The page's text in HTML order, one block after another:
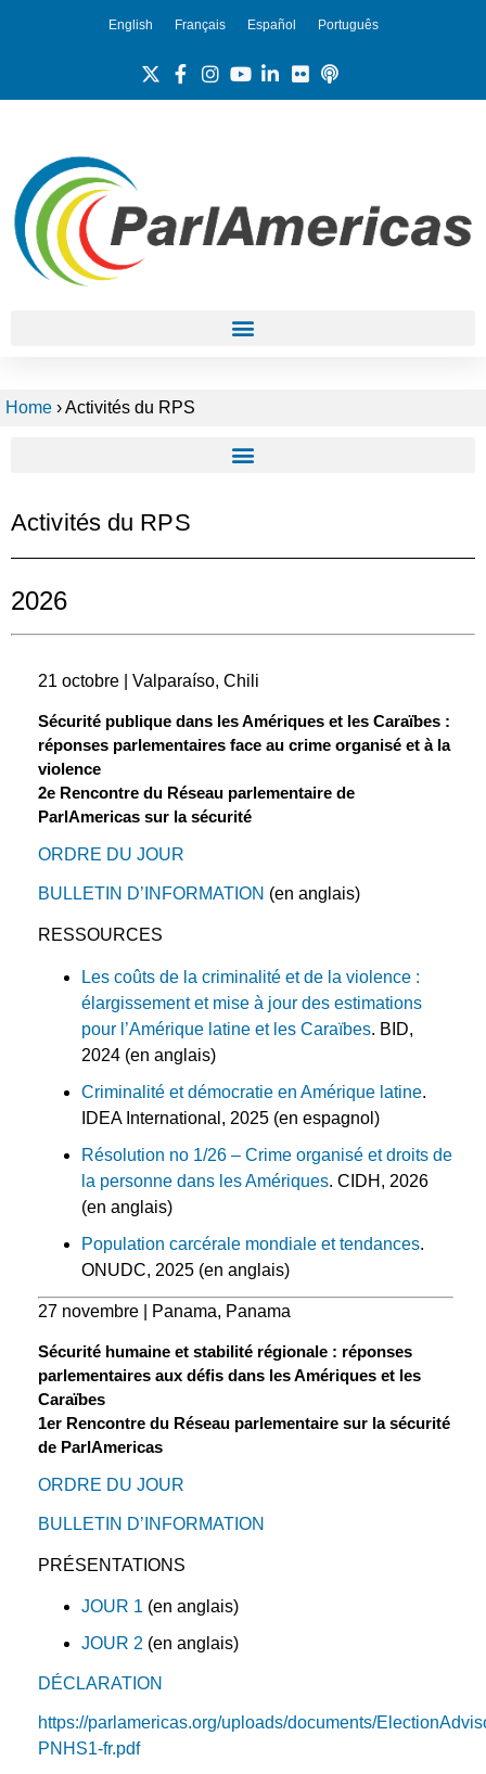
English Français Español Português
Home ›Activités du RPS
Activités du RPS
2026
21 octobre | Valparaíso, Chili
Sécurité publique dans les Amériques et les Caraïbes :
réponses parlementaires face au crime organisé et à la
violence
2e Rencontre du Réseau parlementaire de
ParlAmericas sur la sécurité
ORDRE DU JOUR
BULLETIN D’INFORMATION (en anglais)
RESSOURCES
Les coûts de la criminalité et de la violence :
élargissement et mise à jour des estimations
pour l’Amérique latine et les Caraïbes. BID,
2024 (en anglais)
Criminalité et démocratie en Amérique latine.
IDEA International, 2025 (en espagnol)
Résolution no 1/26 – Crime organisé et droits de
la personne dans les Amériques. CIDH, 2026
(en anglais)
Population carcérale mondiale et tendances.
ONUDC, 2025 (en anglais)
27 novembre | Panama, Panama
Sécurité humaine et stabilité régionale : réponses
parlementaires aux défis dans les Amériques et les
Caraïbes
1er Rencontre du Réseau parlementaire sur la sécurité
de ParlAmericas
ORDRE DU JOUR
BULLETIN D’INFORMATION
PRÉSENTATIONS
JOUR 1 (en anglais)
JOUR 2 (en anglais)
DÉCLARATION
https://parlamericas.org/uploads/documents/
PNHS1-fr.pdf